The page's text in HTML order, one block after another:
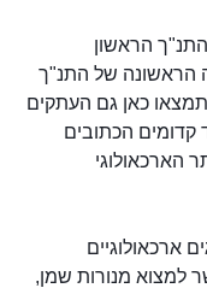
הראשון
והמהדורה הראשונה של התנ"ך
הראשון של הולנד בשנת 1637. תמצאו כאן גם העתקים
קדומים הכתובים
הארכאולוגי
ארכאולוגיים
למצוא מנורות שמן,